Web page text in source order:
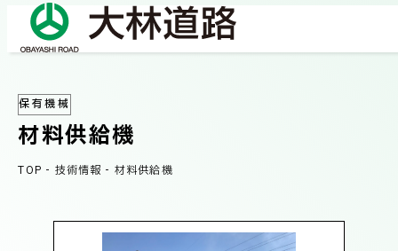
COMPANY
会社情報
社長メッセージ/企業理念
事業紹介
保有機械
材料供給機
TOP - 技術情報 - 材料供給機